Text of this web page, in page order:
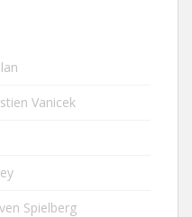
Vanicek
Spielberg